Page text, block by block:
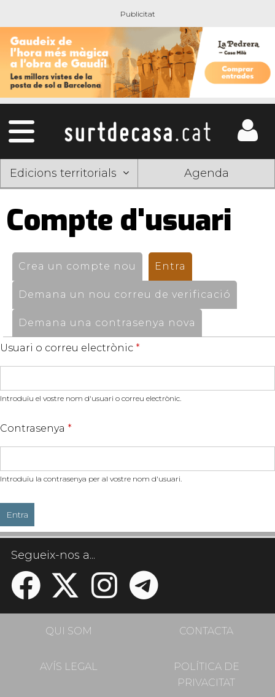
Edicions territorials Agenda
Compte d'usuari
Pestanyes
primàries
Crea un compte nou Entra
Demana un nou correu de verificació
Demana una contrasenya nova
Usuari o correu electrònic *
Introduïu el vostre nom d'usuari o correu electrònic.
Contrasenya *
Introduïu la contrasenya per al vostre nom d'usuari.
Segueix-nos a...
QUI SOM CONTACTA
AVÍS LEGAL
POLÍTICA DE
PRIVACITAT